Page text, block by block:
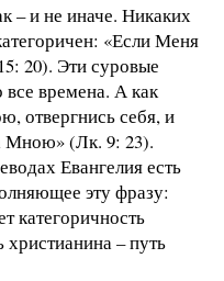
– и не иначе. Никаких
«Если Меня
20). Эти суровые
все времена. А как
отвергнись себя, и
Мною» (Лк. 9: 23).
Евангелия есть
эту фразу:
категоричность
– путь